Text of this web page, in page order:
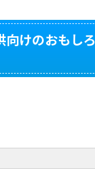
向けのおもしろ